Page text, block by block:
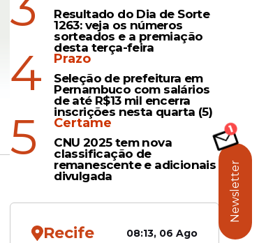
Resultado do Dia de Sorte
1263: veja os números
sorteados e a premiação
desta terça-feira
4 Prazo
Seleção de prefeitura em
Pernambuco com salários
de até R$13 mil encerra
inscrições nesta quarta (5)
5 Certame
CNU 2025 tem nova
classificação de
remanescente e adicionais
divulgada
Recife 08:13, 06 Ago
Newsletter